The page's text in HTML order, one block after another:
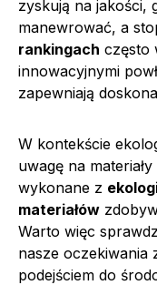
zyskują na jakości,
manewrować, a
rankingach często
innowacyjnymi
zapewniają
W kontekście
uwagę na
wykonane z
materiałów
Warto więc
nasze oczekiwania
podejściem do